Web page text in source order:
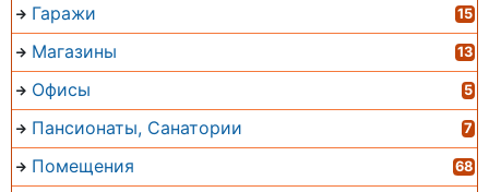
Гаражи 15
Магазины 13
Офисы 5
Пансионаты, Санатории 7
Помещения 68